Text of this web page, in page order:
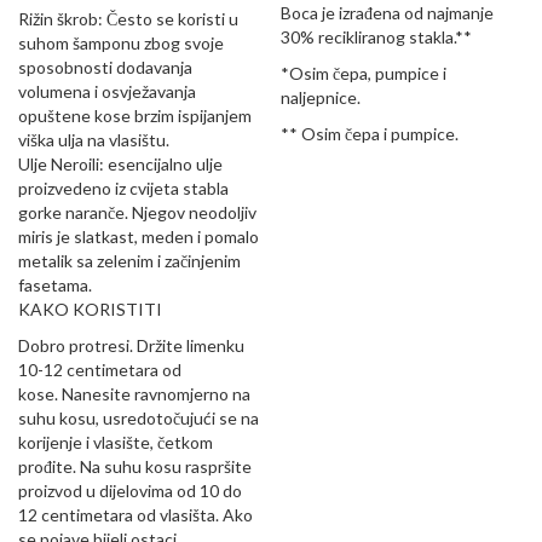
Rižin škrob: Često se koristi u
suhom šamponu zbog svoje
sposobnosti dodavanja
volumena i osvježavanja
opuštene kose brzim ispijanjem
viška ulja na vlasištu.
Ulje Neroili: esencijalno ulje
proizvedeno iz cvijeta stabla
gorke naranče. Njegov neodoljiv
miris je slatkast, meden i pomalo
metalik sa zelenim i začinjenim
fasetama.
KAKO KORISTITI
Dobro protresi. Držite limenku
10-12 centimetara od
kose. Nanesite ravnomjerno na
suhu kosu, usredotočujući se na
korijenje i vlasište, četkom
prođite. Na suhu kosu raspršite
proizvod u dijelovima od 10 do
12 centimetara od vlasišta. Ako
Boca je izrađena od najmanje
30% recikliranog stakla.**
*Osim čepa, pumpice i
naljepnice.
** Osim čepa i pumpice.